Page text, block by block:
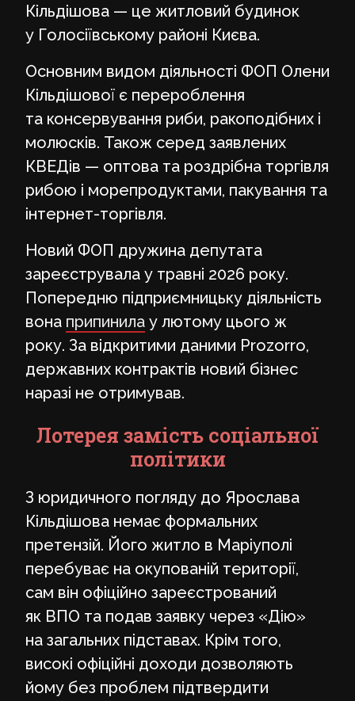
Кільдішова — це житловий будинок
у Голосіївському районі Києва.
Основним видом діяльності ФОП Олени
Кільдішової є перероблення
та консервування риби, ракоподібних і
молюсків. Також серед заявлених
КВЕДів — оптова та роздрібна торгівля
рибою і морепродуктами, пакування та
інтернет-торгівля.
Новий ФОП дружина депутата
зареєструвала у травні 2026 року.
Попередню підприємницьку діяльність
вона припинила у лютому цього ж
року. За відкритими даними Prozorro,
державних контрактів новий бізнес
наразі не отримував.
Лотерея замість соціальної
політики
З юридичного погляду до Ярослава
Кільдішова немає формальних
претензій. Його житло в Маріуполі
перебуває на окупованій території,
сам він офіційно зареєстрований
як ВПО та подав заявку через «Дію»
на загальних підставах. Крім того,
високі офіційні доходи дозволяють
йому без проблем підтвердити